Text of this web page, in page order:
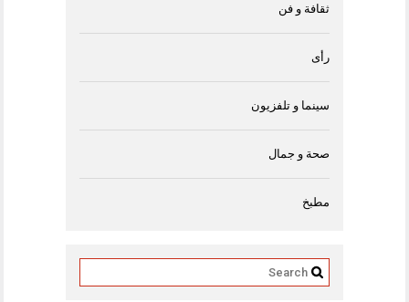
ثقافة و فن
رأى
سينما و تلفزيون
صحة و جمال
مطبخ